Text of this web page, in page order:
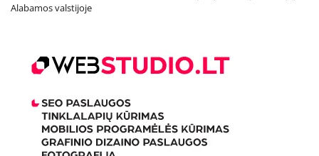
Alabamos valstijoje